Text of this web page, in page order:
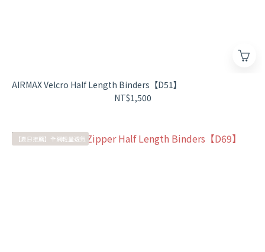
AIRMAX Velcro Half Length Binders【D51】
NT$1,500
【夏日推薦】全網輕量透氣